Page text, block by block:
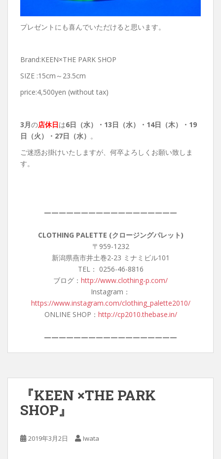
プレゼントにも喜んでいただけると思います。
Brand:KEEN×THE PARK SHOP
SIZE :15cm～23.5cm
price:4,500yen (without tax)
3月の店休日は6日（水）・13日（水）・14日（木）・19
日（火）・27日（水） 。
ご迷惑お掛けいたしますが、何卒よろしくお願い致しま
す。
——————————————————
CLOTHING PALETTE (クロージングパレット)
〒959-1232
新潟県燕市井土巻2-23 ミナミビル101
TEL： 0256-46-8816
ブログ： http://www.clothing-p.com/
Instagram：
https://www.instagram.com/clothing_palette2010/
ONLINE SHOP： http://cp2010.thebase.in/
——————————————————
『KEEN ×THE PARK
SHOP』
2019年3月2日 Iwata